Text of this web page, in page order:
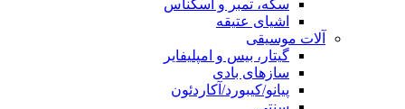
سکه، تمبر و اسکناس
اشیای عتیقه
آلات موسیقی
گیتار، بیس و امپلیفایر
سازهای بادی
پیانو/کیبورد/آکاردئون